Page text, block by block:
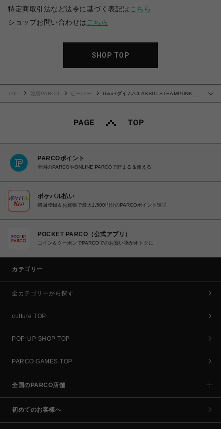
特定商取引法など法令に基づく表記は こちら
ショップお問い合わせは こちら
SHOP TOP
TOP 池袋PARCO ビーバー
Dime/ダイム/CLASSIC STEAMPUNK T-
PARCOポイント
全国のPARCOやONLINE PARCOで貯まる＆使える
ポケパル払い
初回登録＆お買物で最大1,500円分のPARCOポイント進呈
POCKET PARCO（公式アプリ）
コイン＆クーポンでPARCOでのお買い物がオトクに
カテゴリー
全カテゴリーから探す
culture TOP
POP-UP SHOP TOP
PARCO GAMES TOP
全国のPARCO店舗
初めてのお客様へ